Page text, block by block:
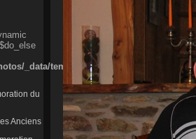
_data/templates_c/
du
Anciens